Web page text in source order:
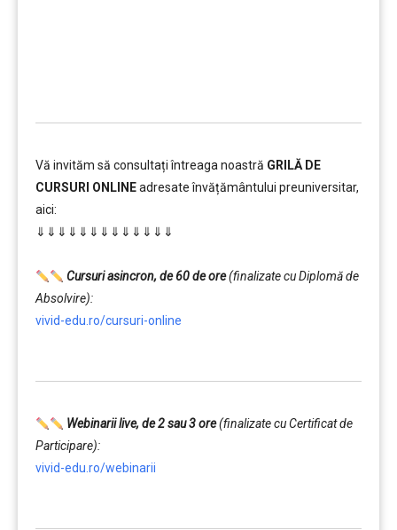
Vă invităm să consultați întreaga noastră GRILĂ DE
CURSURI ONLINEadresate învățământului preuniversitar,
aici:
⇓⇓⇓⇓⇓⇓⇓⇓⇓⇓⇓⇓⇓
Cursuri asincron, de 60 de ore(finalizate cu Diplomă de
Absolvire):
vivid-edu.ro/cursuri-online
Webinarii live, de 2 sau 3 ore(finalizate cu Certificat de
Participare):
vivid-edu.ro/webinarii